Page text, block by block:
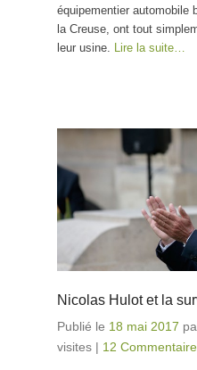
équipementier automobile
la Creuse, ont tout
leur usine. Lire la suite…
Nicolas Hulot et la
Publié le 18 mai 2017
visites | 12